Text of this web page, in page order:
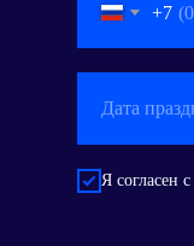
+7
Я согласен с